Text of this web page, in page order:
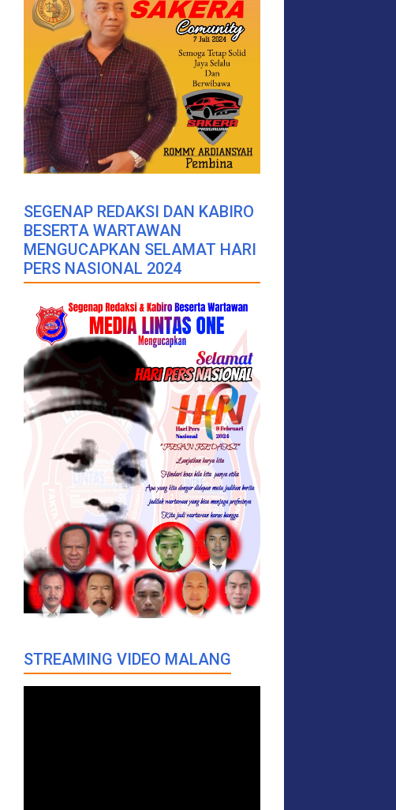
SEGENAP REDAKSI DAN KABIRO
BESERTA WARTAWAN
MENGUCAPKAN SELAMAT HARI
PERS NASIONAL 2024
STREAMING VIDEO MALANG